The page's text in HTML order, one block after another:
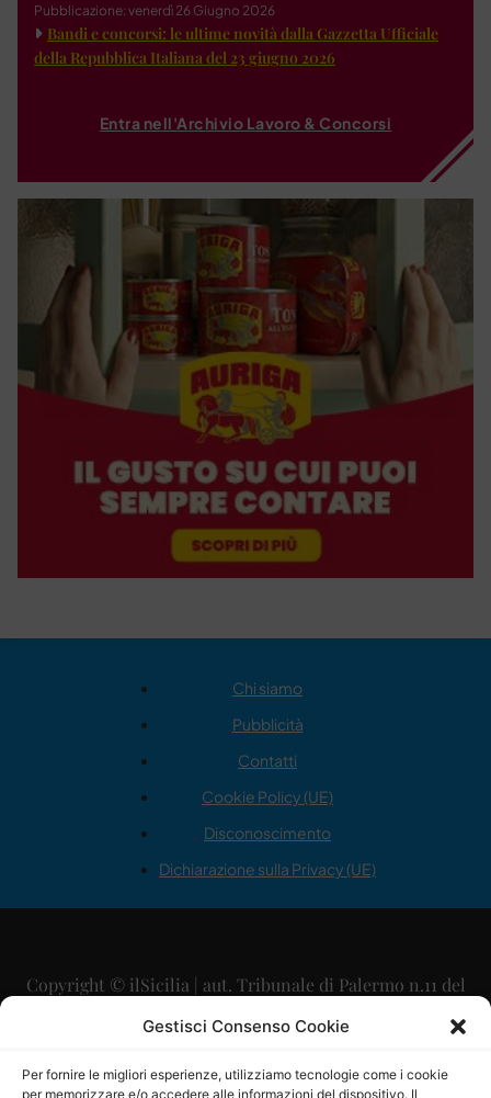
Gestisci Consenso Cookie
Per fornire le migliori esperienze, utilizziamo tecnologie come i cookie
per memorizzare e/o accedere alle informazioni del dispositivo. Il
Pubblicazione: venerdì 26 Giugno 2026
Bandi e concorsi: le ultime novità dalla Gazzetta Ufficiale
della Repubblica Italiana del 23 giugno 2026
Entra nell'Archivio Lavoro & Concorsi
Chi siamo
Pubblicità
Contatti
Cookie Policy (UE)
Disconoscimento
Dichiarazione sulla Privacy (UE)
Copyright © ilSicilia | aut. Tribunale di Palermo n.11 del
29/09/2015